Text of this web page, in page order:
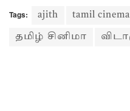
Tags: ajith tamil cinema
தமிழ் சினிமா